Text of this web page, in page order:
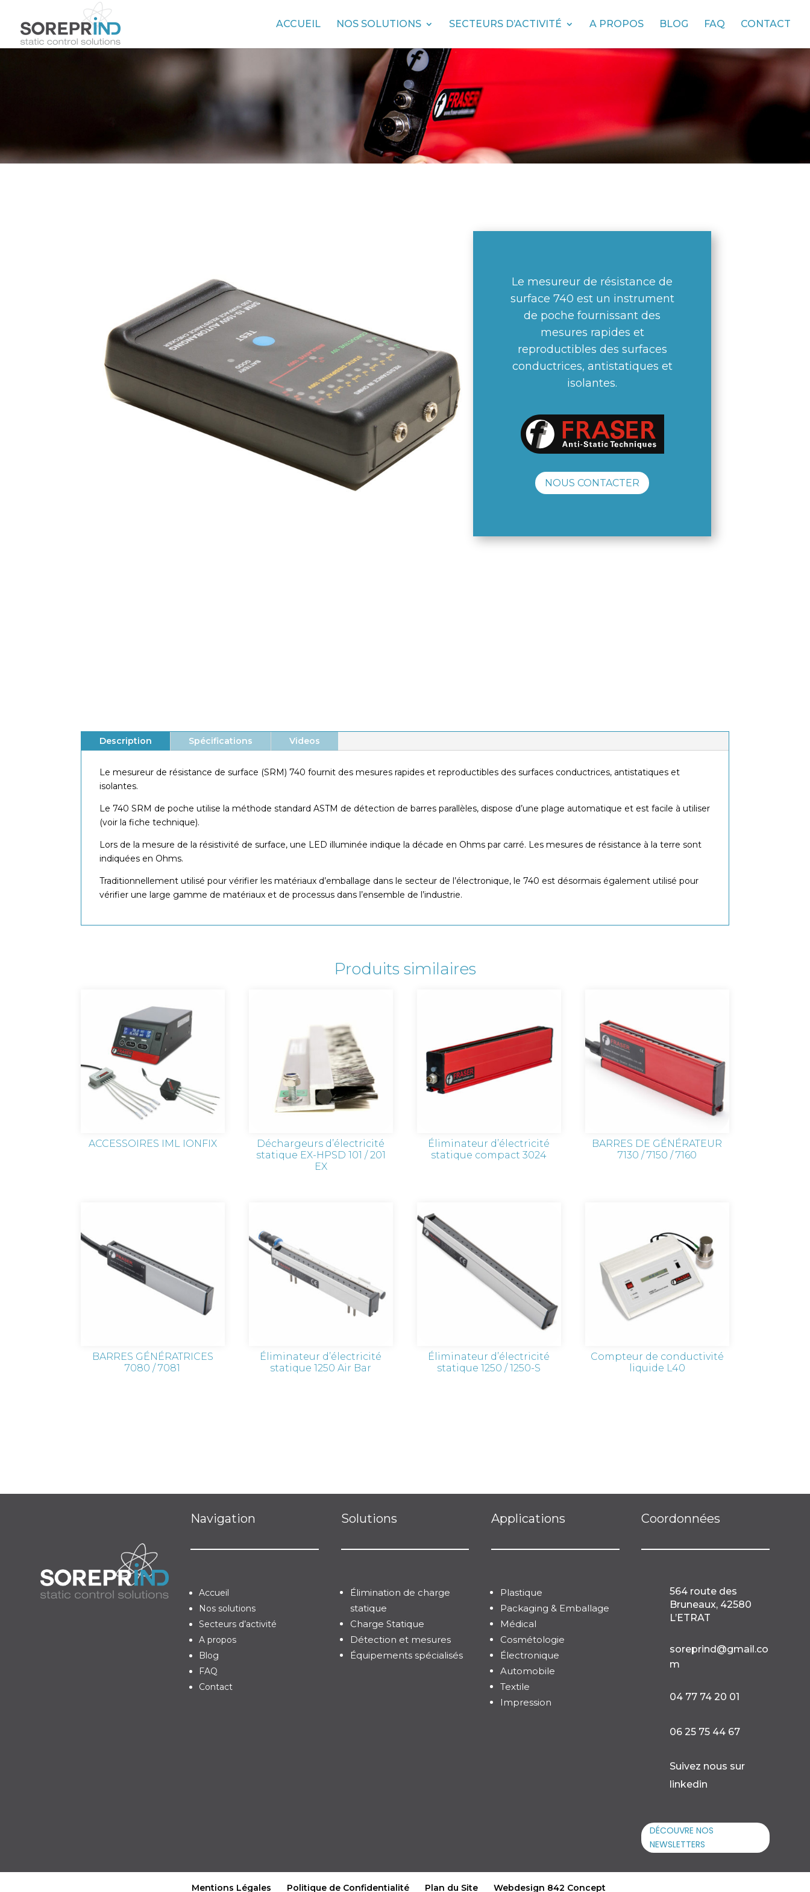
ACCUEIL NOS SOLUTIONS SECTEURS D’ACTIVITÉ A PROPOS BLOG FAQ CONTACT
Le mesureur de résistance de
surface 740 est un instrument
de poche fournissant des
mesures rapides et
reproductibles des surfaces
conductrices, antistatiques et
isolantes.
NOUS CONTACTER
Description Spécifications Videos
Le mesureur de résistance de surface (SRM) 740 fournit des mesures rapides et reproductibles des surfaces conductrices, antistatiques et
isolantes.
Le 740 SRM de poche utilise la méthode standard ASTM de détection de barres parallèles, dispose d’une plage automatique et est facile à utiliser
(voir la fiche technique).
Lors de la mesure de la résistivité de surface, une LED illuminée indique la décade en Ohms par carré. Les mesures de résistance à la terre sont
indiquées en Ohms.
Traditionnellement utilisé pour vérifier les matériaux d’emballage dans le secteur de l’électronique, le 740 est désormais également utilisé pour
vérifier une large gamme de matériaux et de processus dans l’ensemble de l’industrie.
Produits similaires
ACCESSOIRES IML IONFIX
Déchargeurs d’électricité
statique EX-HPSD 101 / 201
EX
Éliminateur d’électricité
statique compact 3024
BARRES DE GÉNÉRATEUR
7130 / 7150 / 7160
BARRES GÉNÉRATRICES
7080 / 7081
Éliminateur d’électricité
statique 1250 Air Bar
Éliminateur d’électricité
statique 1250 / 1250-S
Compteur de conductivité
liquide L40
Navigation
Accueil
Nos solutions
Secteurs d’activité
A propos
Blog
FAQ
Contact
Solutions
Élimination de charge
statique
Charge Statique
Détection et mesures
Équipements spécialisés
Applications
Plastique
Packaging & Emballage
Médical
Cosmétologie
Électronique
Automobile
Textile
Impression
Coordonnées
564 route des
Bruneaux, 42580
L’ETRAT
soreprind@gmail.co
m
04 77 74 20 01
06 25 75 44 67
Suivez nous sur
linkedin
DÉCOUVRE NOS
NEWSLETTERS
Mentions Légales Politique de Confidentialité Plan du Site Webdesign 842 Concept